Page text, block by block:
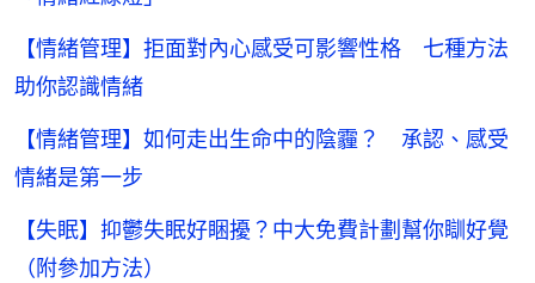
【情緒管理】拒面對內心感受可影響性格 七種方法
助你認識情緒
【情緒管理】如何走出生命中的陰霾？ 承認、感受
情緒是第一步
【失眠】抑鬱失眠好睏擾？中大免費計劃幫你瞓好覺
（附參加方法）